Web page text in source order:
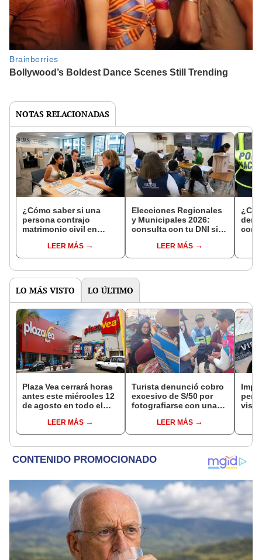
NOTAS RELACIONADAS
¿Cómo saber si una
persona contrajo
matrimonio civil en
LEER MÁS
Elecciones Regionales
y Municipales 2026:
consulta con tu DNI si
de mesa para este 4 de
octubre en el link oficial
LEER MÁS
con
LO MÁS VISTO LO ÚLTIMO
Plaza Vea cerrará horas
antes este miércoles 12
de agosto en todo el
hasta las 7 p.m.
LEER MÁS
Turista denunció cobro
excesivo de S/50 por
fotografiarse con una
serenazgo recuperó el
dinero
LEER MÁS